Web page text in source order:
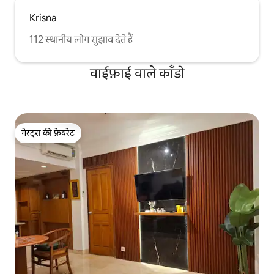
Krisna
112 स्थानीय लोग सुझाव देते हैं
वाईफ़ाई वाले काँडो
गेस्ट्स की फ़ेवरेट
गेस्ट्स की फ़ेवरेट